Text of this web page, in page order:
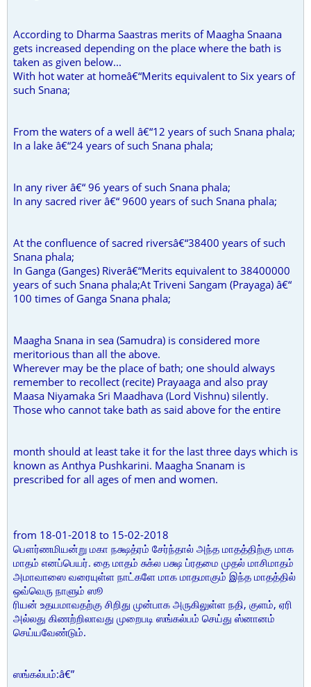
According to Dharma Saastras merits of Maagha Snaana
gets increased depending on the place where the bath is
taken as given below...
With hot water at homeâ€“Merits equivalent to Six years of
such Snana;
From the waters of a well â€“12 years of such Snana phala;
In a lake â€“24 years of such Snana phala;
In any river â€“ 96 years of such Snana phala;
In any sacred river â€“ 9600 years of such Snana phala;
At the confluence of sacred riversâ€“38400 years of such
Snana phala;
In Ganga (Ganges) Riverâ€“Merits equivalent to 38400000
years of such Snana phala;At Triveni Sangam (Prayaga) â€“
100 times of Ganga Snana phala;
Maagha Snana in sea (Samudra) is considered more
meritorious than all the above.
Wherever may be the place of bath; one should always
remember to recollect (recite) Prayaaga and also pray
Maasa Niyamaka Sri Maadhava (Lord Vishnu) silently.
Those who cannot take bath as said above for the entire
month should at least take it for the last three days which is
known as Anthya Pushkarini. Maagha Snanam is
prescribed for all ages of men and women.
from 18-01-2018 to 15-02-2018
பௌர்ணமியன்று மகா நக்ஷத்ரம் சேர்ந்தால் அந்த மாதத்திற்கு மாக
மாதம் எனப்பெயர். தை மாதம் சுக்ல பக்ஷ ப்ரதமை முதல் மாசிமாதம்
அமாவாஸை வரையுள்ள நாட்களே மாக மாதமாகும் இந்த மாதத்தில்
ஒவ்வெரு நாளும் ஸூ
ரியன் உதயமாவதற்கு சிறிது முன்பாக அருகிலுள்ள நதி, குளம், ஏரி
அல்லது கிணற்றிலாவது முறைபடி ஸங்கல்பம் செய்து ஸ்னானம்
செய்யவேண்டும்.
ஸங்கல்பம்:â€”